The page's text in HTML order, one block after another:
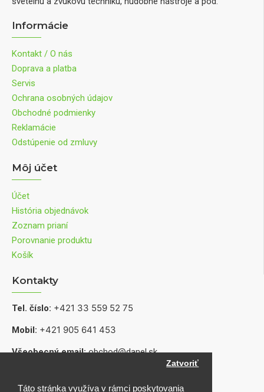
Táto stránka využíva v rámci poskytovania
Zatvoriť
Informácie
Kontakt / O nás
Doprava a platba
Servis
Ochrana osobných údajov
Obchodné podmienky
Reklamácie
Odstúpenie od zmluvy
Môj účet
Účet
História objednávok
Zoznam prianí
Porovnanie produktu
Košík
Kontakty
Tel. číslo: +421 33 559 52 75
Mobil: +421 905 641 453
Všeobecný email:obchod@danel.sk
shop@danel.sk